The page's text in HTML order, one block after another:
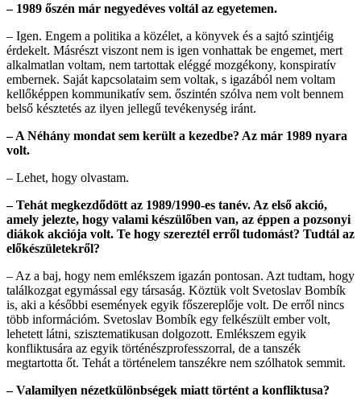
– 1989 őszén már negyedéves voltál az egyetemen.
– Igen. Engem a politika a közélet, a könyvek és a sajtó szintjéig
érdekelt. Másrészt viszont nem is igen vonhattak be engemet, mert
alkalmatlan voltam, nem tartottak eléggé mozgékony, konspiratív
embernek. Saját kapcsolataim sem voltak, s igazából nem voltam
kellőképpen kommunikatív sem. őszintén szólva nem volt bennem
belső késztetés az ilyen jellegű tevékenység iránt.
– A Néhány mondat sem került a kezedbe? Az már 1989 nyara
volt.
– Lehet, hogy olvastam.
– Tehát megkezdődött az 1989/1990-es tanév. Az első akció,
amely jelezte, hogy valami készülőben van, az éppen a pozsonyi
diákok akciója volt. Te hogy szereztél erről tudomást? Tudtál az
előkészületekről?
– Az a baj, hogy nem emlékszem igazán pontosan. Azt tudtam, hogy
találkozgat egymással egy társaság. Köztük volt Svetoslav Bombík
is, aki a későbbi események egyik főszereplője volt. De erről nincs
több információm. Svetoslav Bombík egy felkészült ember volt,
lehetett látni, szisztematikusan dolgozott. Emlékszem egyik
konfliktusára az egyik történészprofesszorral, de a tanszék
megtartotta őt. Tehát a történelem tanszékre nem szólhatok semmit.
– Valamilyen nézetkülönbségek miatt történt a konfliktusa?